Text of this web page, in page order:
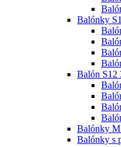
Balónky
Balón S12
Balónky
Balónky s